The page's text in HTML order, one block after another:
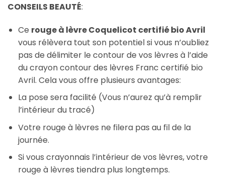
CONSEILS BEAUTÉ:
Ce rouge à lèvre Coquelicot certifié bio Avril
vous rélèvera tout son potentiel si vous n’oubliez
pas de délimiter le contour de vos lèvres à l’aide
du crayon contour des lèvres Franc certifié bio
Avril. Cela vous offre plusieurs avantages:
La pose sera facilité (Vous n’aurez qu’à remplir
l’intérieur du tracé)
Votre rouge à lèvres ne filera pas au fil de la
journée.
Si vous crayonnais l’intérieur de vos lèvres, votre
rouge à lèvres tiendra plus longtemps.